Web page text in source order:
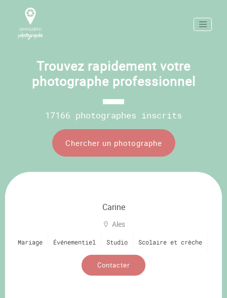
Trouvez rapidement votre
photographe professionnel
17166 photographes inscrits
Chercher un photographe
Carine
Ales
Mariage Événementiel Studio Scolaire et crèche
Contacter